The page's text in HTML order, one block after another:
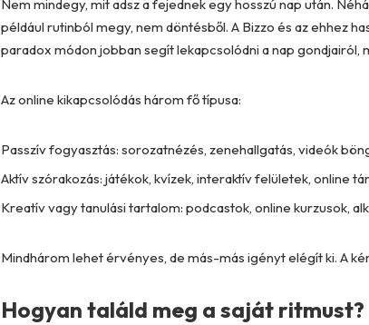
Nem mindegy, mit adsz a fejednek egy hosszú nap után.
például rutinból megy, nem döntésből. A Bizzo és az ehhez
paradox módon jobban segít lekapcsolódni a nap
Az online kikapcsolódás három fő típusa:
Passzív fogyasztás: sorozatnézés, zenehallgatás, videók
Aktív szórakozás: játékok, kvízek, interaktív felületek, online
Kreatív vagy tanulási tartalom: podcastok, online kurzusok,
Mindhárom lehet érvényes, de más-más igényt elégít ki. A
Hogyan találd meg a saját ritmust?